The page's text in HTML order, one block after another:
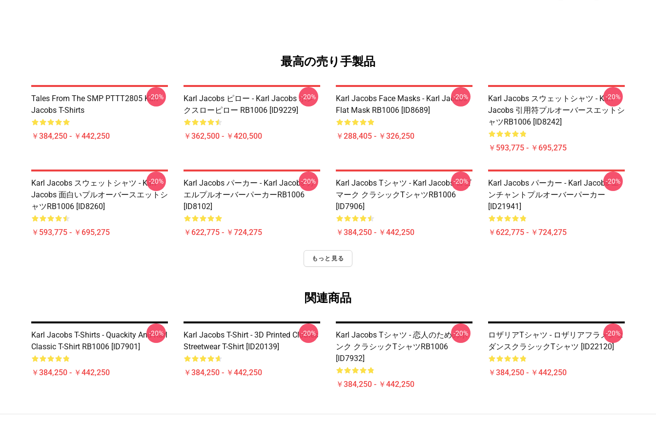
最高の売り手製品
Tales From The SMP PTTT2805 Karl
Jacobs T-Shirts
￥384,250 - ￥442,250
-20%
Karl Jacobs ピロー - Karl Jacobs ホン
クスローピロー RB1006 [ID9229]
￥362,500 - ￥420,500
-20%
Karl Jacobs Face Masks - Karl Jacobs
Flat Mask RB1006 [ID8689]
￥288,405 - ￥326,250
-20%
Karl Jacobs スウェットシャツ - Karl
Jacobs 引用符プルオーバースエットシ
ャツRB1006 [ID8242]
￥593,775 - ￥695,275
-20%
Karl Jacobs スウェットシャツ - Karl
Jacobs 面白いプルオーバースエットシ
ャツRB1006 [ID8260]
￥593,775 - ￥695,275
-20%
Karl Jacobs パーカー - Karl Jacobs カ
エルプルオーバーパーカーRB1006
[ID8102]
￥622,775 - ￥724,275
-20%
Karl Jacobs Tシャツ - Karl Jacobs ロゴ
マーク クラシックTシャツRB1006
[ID7906]
￥384,250 - ￥442,250
-20%
Karl Jacobs パーカー - Karl Jacobs エ
ンチャントプルオーバーパーカー
[ID21941]
￥622,775 - ￥724,275
-20%
もっと見る
関連商品
Karl Jacobs T-Shirts - Quackity And Karl
Classic T-Shirt RB1006 [ID7901]
￥384,250 - ￥442,250
-20%
Karl Jacobs T-Shirt - 3D Printed Clothes
Streetwear T-Shirt [ID20139]
￥384,250 - ￥442,250
-20%
Karl Jacobs Tシャツ - 恋人のためのホ
ンク クラシックTシャツRB1006
[ID7932]
￥384,250 - ￥442,250
-20%
ロザリアTシャツ - ロザリアフラメンコ
ダンスクラシックTシャツ [ID22120]
￥384,250 - ￥442,250
-20%